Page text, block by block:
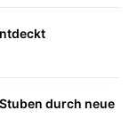
durch neue